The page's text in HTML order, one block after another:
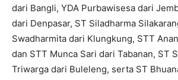
dari Bangli, YDA Purbawisesa dari
dari Denpasar, ST Siladharma
Swadharmita dari Klungkung, STT
dan STT Munca Sari dari Tabanan, ST
Triwarga dari Buleleng, serta ST